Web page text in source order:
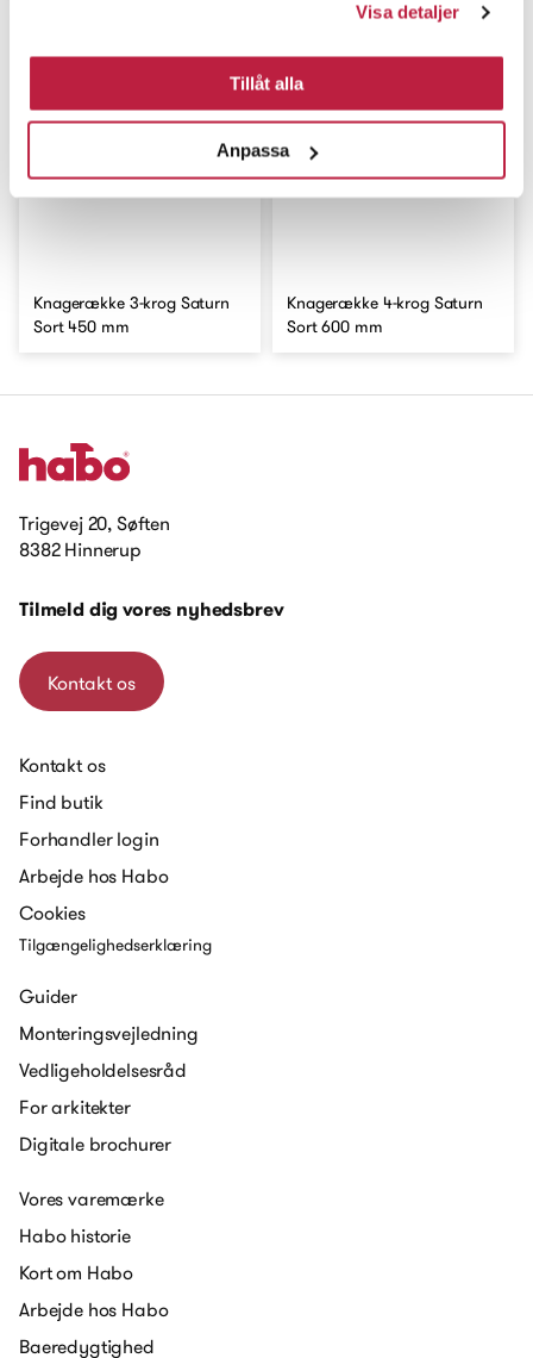
Visa detaljer
Tillåt alla
Anpassa
Knagerække 3-krog Saturn
Sort 450 mm
Knagerække 4-krog Saturn
Sort 600 mm
Trigevej 20, Søften
8382 Hinnerup
Tilmeld dig vores nyhedsbrev
Kontakt os
Kontakt os
Find butik
Forhandler login
Arbejde hos Habo
Cookies
Tilgængelighedserklæring
Guider
Monteringsvejledning
Vedligeholdelsesråd
For arkitekter
Digitale brochurer
Vores varemærke
Habo historie
Kort om Habo
Arbejde hos Habo
Baeredygtighed